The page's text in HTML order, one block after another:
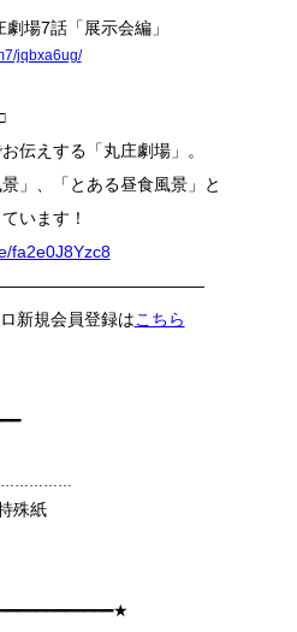
場7話「展示会編」
jqbxa6ug/
伝えする「丸庄劇場」。
」、「とある昼食風景」と
います！
fa2e0J8Yzc8
新規会員登録はこちら
殊紙